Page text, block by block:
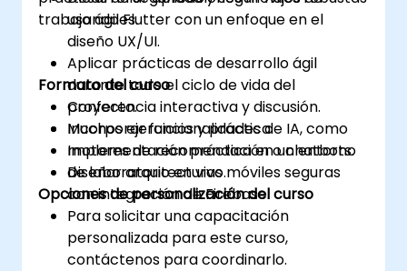
trabajo ágiles.
usando Flutter con un enfoque en el
diseño UX/UI.
Aplicar prácticas de desarrollo ágil
durante todo el ciclo de vida del
proyecto.
Incorporar funcionalidades de IA, como
motores de recomendación o chatbots.
Diseñar arquitecturas móviles seguras
con integración de Firebase.
Formato del curso
Conferencia interactiva y discusión.
Muchos ejercicios y práctica.
Implementación práctica en un entorno
de laboratorio en vivo.
Opciones de personalización del curso
Para solicitar una capacitación
personalizada para este curso,
contáctenos para coordinarlo.